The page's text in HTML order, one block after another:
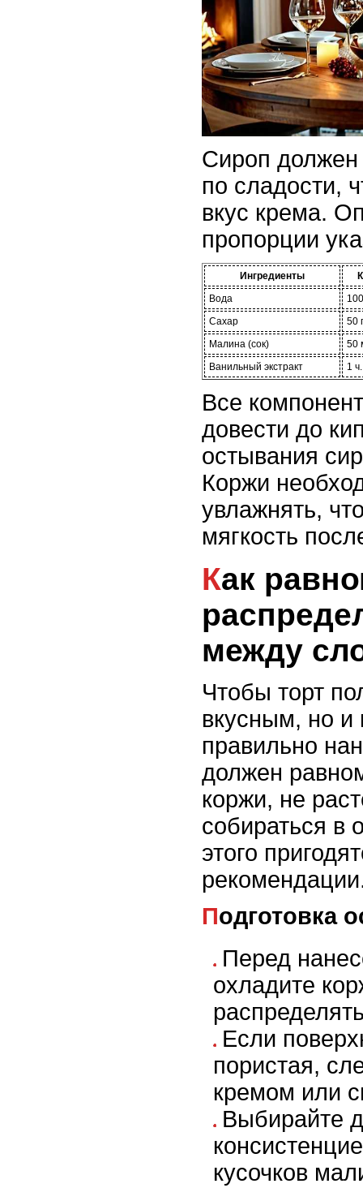
Сироп должен
по сладости,
вкус крема.
пропорции
Ингредиенты
Вода
Сахар
50 г
Малина (сок)
50
Ванильный экстракт
1
Все
довести до
остывания
Коржи
увлажнять,
мягкость
Как равномерно
между
Чтобы торт
вкусным, но
правильно
должен
коржи, не
собираться в
этого
Подготовка
Перед
охладите
Если
пористая,
кремом или
Выбирайте
кусочков